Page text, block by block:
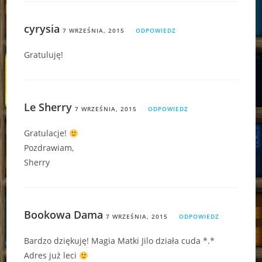
cyrysia 7 WRZEŚNIA, 2015 ODPOWIEDZ
Gratuluję!
Le Sherry 7 WRZEŚNIA, 2015 ODPOWIEDZ
Gratulacje!
Pozdrawiam,
Sherry
Bookowa Dama 7 WRZEŚNIA, 2015 ODPOWIEDZ
Bardzo dziękuję! Magia Matki Jilo działa cuda *.*
Adres już leci